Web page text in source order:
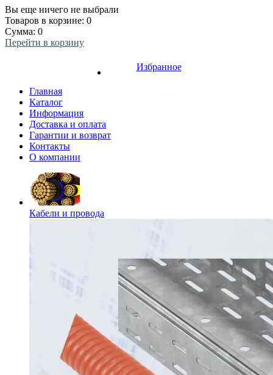
Вы еще ничего не выбрали
Товаров в корзине: 0
Сумма: 0
Перейти в корзину
Избранное
Главная
Каталог
Информация
Доставка и оплата
Гарантии и возврат
Контакты
О компании
Кабели и провода